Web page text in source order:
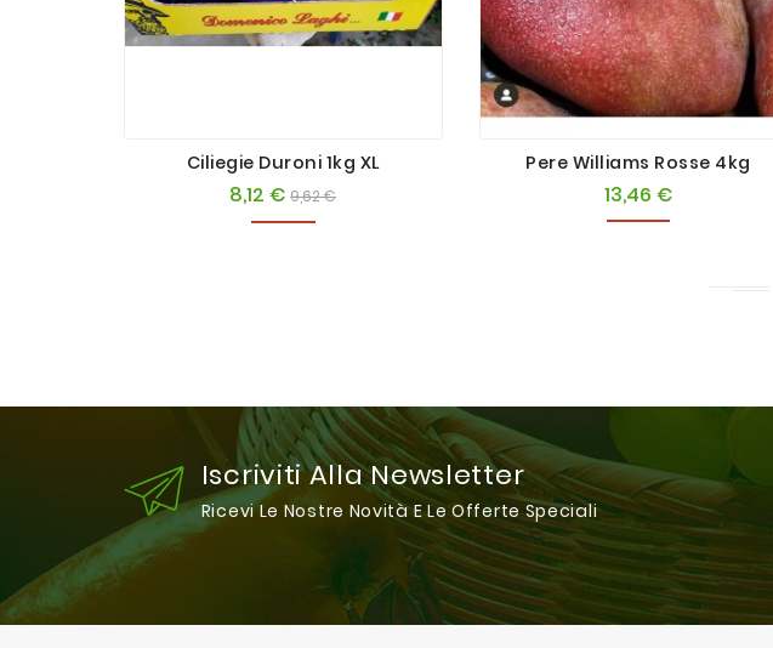
Ciliegie Duroni 1kg XL
8,12 € Prezzo
base
9,62 €Prezzo
Pere Williams Rosse 4kg
13,46 €Prezzo
Iscriviti Alla Newsletter
Ricevi Le Nostre Novità E Le Offerte Speciali